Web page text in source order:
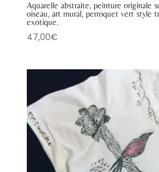
Aquarelle abstraite, peinture originale
oiseau, art mural, perroquet vert style
exotique.
47,00€